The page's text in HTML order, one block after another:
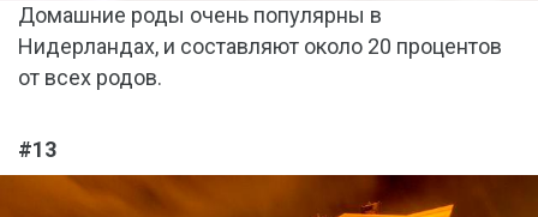
Домашние роды очень популярны в
Нидерландах, и составляют около 20 процентов
от всех родов.
#13